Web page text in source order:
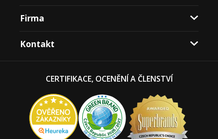
Firma
Kontakt
CERTIFIKACE, OCENĚNÍ A ČLENSTVÍ